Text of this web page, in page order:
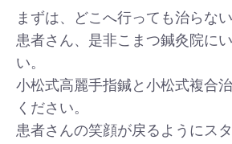
まずは、どこへ行っても治らな
患者さん、是非こまつ鍼灸院に
い。
小松式高麗手指鍼と小松式複合
ください。
患者さんの笑顔が戻るようにス